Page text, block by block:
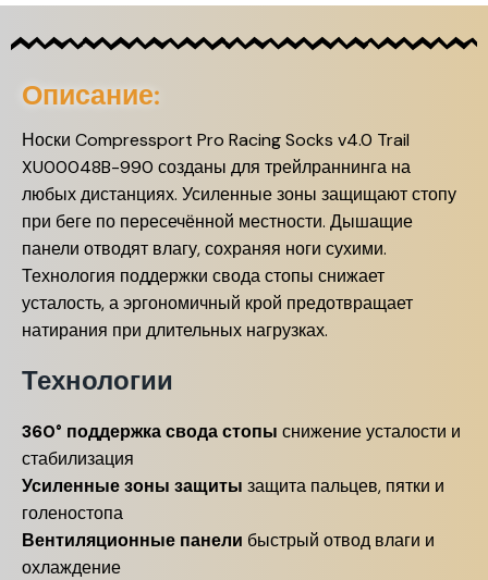
Описание:
Носки Compressport Pro Racing Socks v4.0 Trail
XU00048B-990 созданы для трейлраннинга на
любых дистанциях. Усиленные зоны защищают стопу
при беге по пересечённой местности. Дышащие
панели отводят влагу, сохраняя ноги сухими.
Технология поддержки свода стопы снижает
усталость, а эргономичный крой предотвращает
натирания при длительных нагрузках.
Технологии
360° поддержка свода стопы снижение усталости и
стабилизация
Усиленные зоны защиты защита пальцев, пятки и
голеностопа
Вентиляционные панели быстрый отвод влаги и
охлаждение